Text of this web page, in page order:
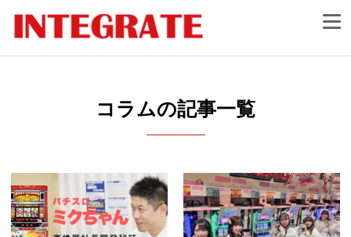
コラムの記事一覧